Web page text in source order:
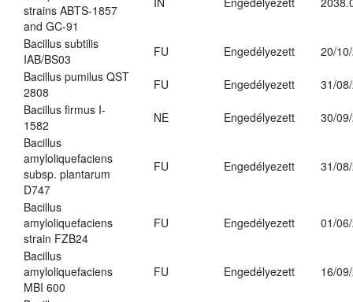
strains ABTS-1857
and GC-91
Bacillus subtilis
IAB/BS03
FU Engedélyezett
20/
Bacillus pumilus QST
2808
FU Engedélyezett
31/
Bacillus firmus I-
1582
NE Engedélyezett
30/
Bacillus
amyloliquefaciens
subsp. plantarum
D747
FU Engedélyezett 31/
Bacillus
amyloliquefaciens
strain FZB24
FU Engedélyezett 01/
Bacillus
amyloliquefaciens
MBI 600
FU Engedélyezett 16/